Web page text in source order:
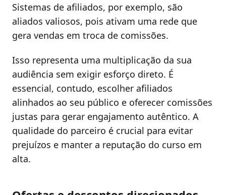
Sistemas de afiliados, por exemplo, são
aliados valiosos, pois ativam uma rede que
gera vendas em troca de comissões.
Isso representa uma multiplicação da sua
audiência sem exigir esforço direto. É
essencial, contudo, escolher afiliados
alinhados ao seu público e oferecer comissões
justas para gerar engajamento autêntico. A
qualidade do parceiro é crucial para evitar
prejuízos e manter a reputação do curso em
alta.